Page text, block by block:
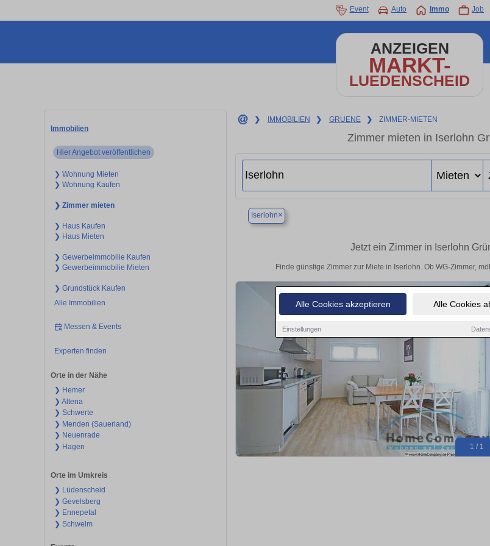
Alle Cookies akzeptieren Alle Cookies
Einstellungen
Event Auto Immo Job
ANZEIGEN
MARKT-
LUEDENSCHEID
Immobilien
Hier Angebot veröffentlichen
❯ Wohnung Mieten
❯ Wohnung Kaufen
❯ Zimmer mieten
❯ Haus Kaufen
❯ Haus Mieten
❯ Gewerbeimmobilie Kaufen
❯ Gewerbeimmobilie Mieten
❯ Grundstück Kaufen
Alle Immobilien
Messen & Events
Experten finden
Orte in der Nähe
❯ Hemer
❯ Altena
❯ Schwerte
❯ Menden (Sauerland)
❯ Neuenrade
❯ Hagen
Orte im Umkreis
❯ Lüdenscheid
❯ Gevelsberg
❯ Ennepetal
❯ Schwelm
❯ IMMOBILIEN ❯ GRUENE ❯ ZIMMER-MIETEN
Zimmer mieten in Iserlohn
Iserlohn×
Jetzt ein Zimmer in Iserlohn
Finde günstige Zimmer zur Miete in Iserlohn. Ob WG-Zimmer,
1 / 1